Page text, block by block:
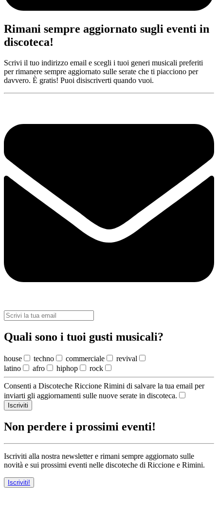
Rimani sempre aggiornato sugli eventi in
discoteca!
Scrivi il tuo indirizzo email e scegli i tuoi generi musicali preferiti
per rimanere sempre aggiornato sulle serate che ti piacciono per
davvero. È gratis! Puoi disiscriverti quando vuoi.
Quali sono i tuoi gusti musicali?
house techno commerciale
revival
latino
afro hiphop rock
Consenti a Discoteche Riccione Rimini di salvare la tua email per
inviarti gli aggiornamenti sulle nuove serate in discoteca.
Iscriviti
Non perdere i prossimi eventi!
Iscriviti alla nostra newsletter e rimani sempre aggiornato sulle
novità e sui prossimi eventi nelle discoteche di Riccione e Rimini.
Iscriviti!